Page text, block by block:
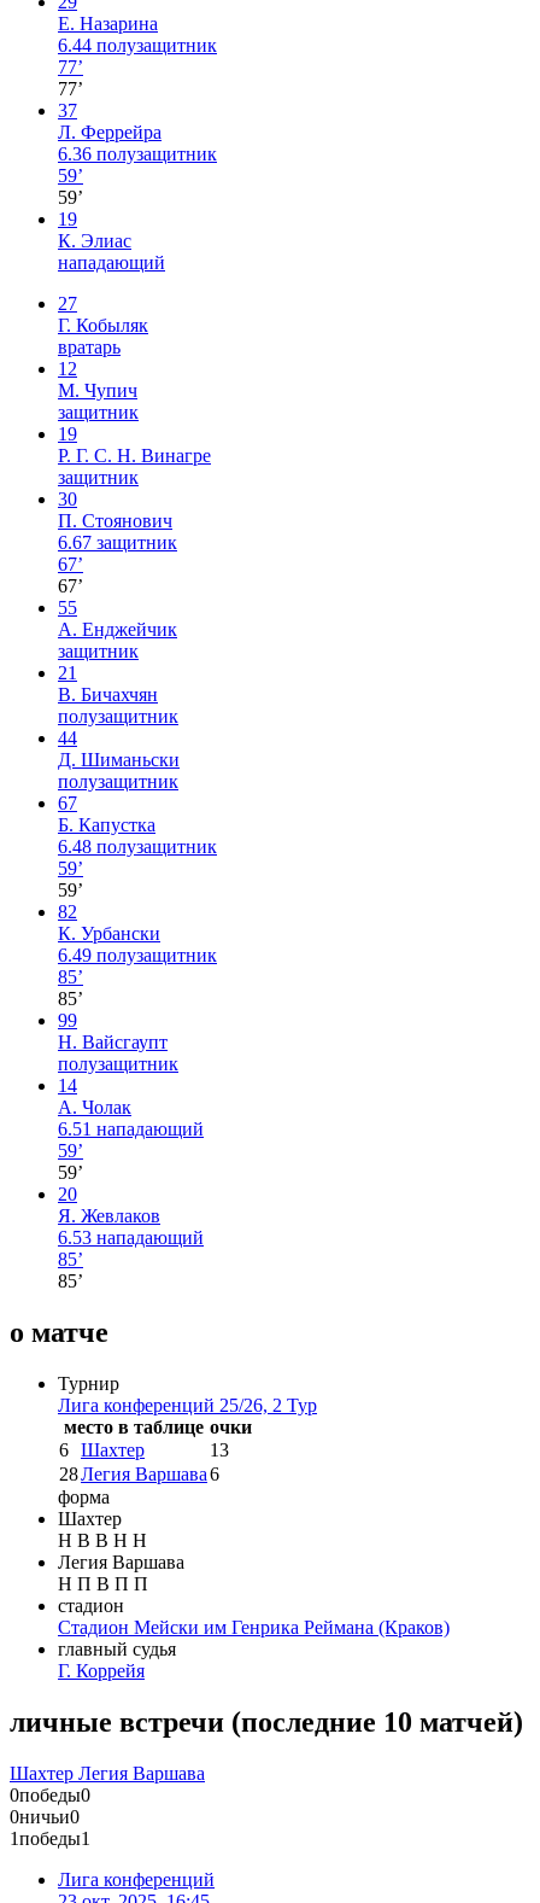
Е. Назарина
6.44 полузащитник
77’
77’
37
Л. Феррейра
6.36 полузащитник
59’
59’
19
К. Элиас
нападающий
27
Г. Кобыляк
вратарь
12
М. Чупич
защитник
19
Р. Г. С. Н. Винагре
защитник
30
П. Стоянович
6.67 защитник
67’
67’
55
А. Енджейчик
защитник
21
В. Бичахчян
полузащитник
44
Д. Шиманьски
полузащитник
67
Б. Капустка
6.48 полузащитник
59’
59’
82
К. Урбански
6.49 полузащитник
85’
85’
99
Н. Вайсгаупт
полузащитник
14
А. Чолак
6.51 нападающий
59’
59’
20
Я. Жевлаков
6.53 нападающий
85’
85’
о матче
Турнир
Лига конференций 25/26, 2 Тур
место в таблице очки
6 Шахтер
13
28Легия Варшава6
форма
Шахтер
Н В В Н Н
Легия Варшава
Н П В П П
стадион
Стадион Мейски им Генрика Реймана (Краков)
главный судья
Г. Коррейя
личные встречи (последние 10 матчей)
Шахтер Легия Варшава
0победы0
0ничьи0
1победы1
Лига конференций